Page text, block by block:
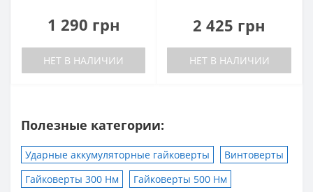
1 290 грн
НЕТ В НАЛИЧИИ
2 425 грн
НЕТ В НАЛИЧИИ
Полезные категории:
Ударные аккумуляторные гайковерты
Винтоверты
Гайковерты 300 Нм
Гайковерты 500 Нм